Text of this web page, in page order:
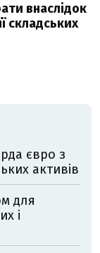
внаслідок
складських
євро з
активів
для
і